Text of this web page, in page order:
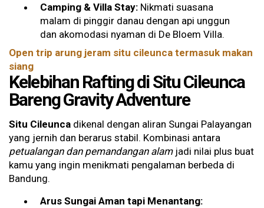
Camping & Villa Stay:Nikmati suasana
malam di pinggir danau dengan api unggun
dan akomodasi nyaman di De Bloem Villa.
Open trip arung jeram situ cileunca termasuk makan
siang
Kelebihan Rafting di Situ Cileunca
Bareng Gravity Adventure
Situ Cileunca dikenal dengan aliran Sungai Palayangan
yang jernih dan berarus stabil. Kombinasi antara
petualangan dan pemandangan alamjadi nilai plus buat
kamu yang ingin menikmati pengalaman berbeda di
Bandung.
Arus Sungai Aman tapi Menantang: